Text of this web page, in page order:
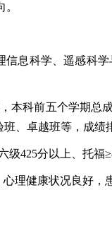
息科学、遥感科
本科前五个学期总
、卓越班等，成绩
425分以上、托福
理健康状况良好，